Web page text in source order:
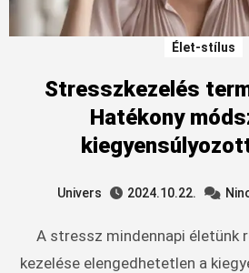
Élet-stílus
Stresszkezelés
Hatékony
Univers 2024.10.22.
A stressz mindennapi életünk része, de hatékony
kezelése elengedhetetlen a